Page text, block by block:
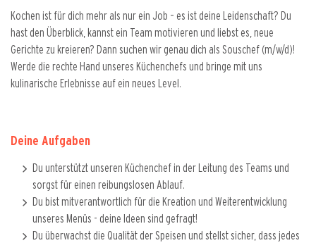
Kochen ist für dich mehr als nur ein Job – es ist deine Leidenschaft? Du
hast den Überblick, kannst ein Team motivieren und liebst es, neue
Gerichte zu kreieren? Dann suchen wir genau dich als Souschef (m/w/d)!
Werde die rechte Hand unseres Küchenchefs und bringe mit uns
kulinarische Erlebnisse auf ein neues Level.
Deine Aufgaben
Du unterstützt unseren Küchenchef in der Leitung des Teams und
sorgst für einen reibungslosen Ablauf.
Du bist mitverantwortlich für die Kreation und Weiterentwicklung
unseres Menüs - deine Ideen sind gefragt!
Du überwachst die Qualität der Speisen und stellst sicher, dass jedes